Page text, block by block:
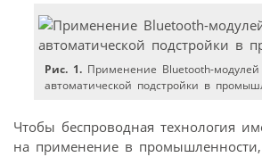
Рис. 1. Применение Bluetooth-модулей
автоматической подстройки в
Чтобы беспроводная технология
на применение в